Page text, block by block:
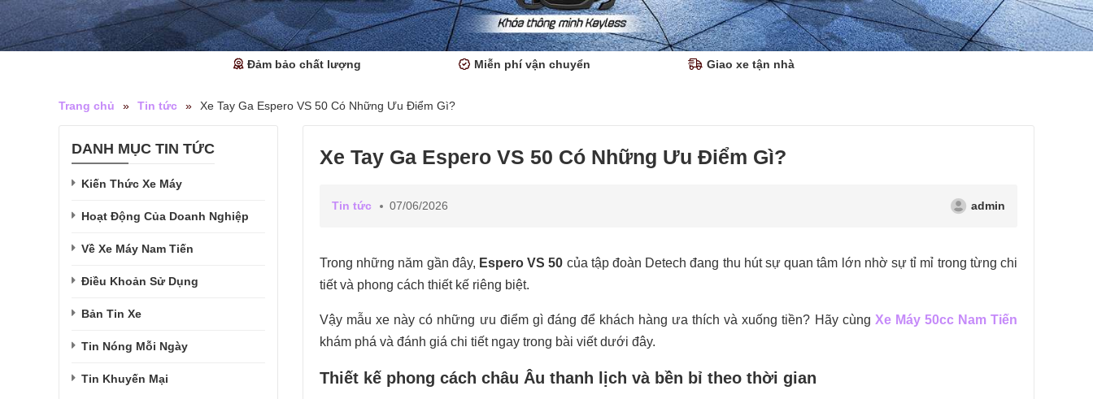
Đảm bảo chất lượng Miễn phí vận chuyển Giao xe tận nhà
Trang chủ » Tin tức » Xe Tay Ga Espero VS 50 Có Những Ưu Điểm Gì?
Xe Tay Ga Espero VS 50 Có Những Ưu Điểm Gì?
Tin tức 07/06/2026 admin
Trong những năm gần đây, Espero VS 50 của tập đoàn Detech đang thu hút sự quan tâm lớn nhờ sự tỉ mỉ trong từng chi
tiết và phong cách thiết kế riêng biệt.
Vậy mẫu xe này có những ưu điểm gì đáng để khách hàng ưa thích và xuống tiền? Hãy cùng Xe Máy 50cc Nam Tiến
khám phá và đánh giá chi tiết ngay trong bài viết dưới đây.
Thiết kế phong cách châu Âu thanh lịch và bền bỉ theo thời gian
DANH MỤC TIN TỨC
Kiến Thức Xe Máy
Hoạt Động Của Doanh Nghiệp
Về Xe Máy Nam Tiến
Điều Khoản Sử Dụng
Bản Tin Xe
Tin Nóng Mỗi Ngày
Tin Khuyến Mại